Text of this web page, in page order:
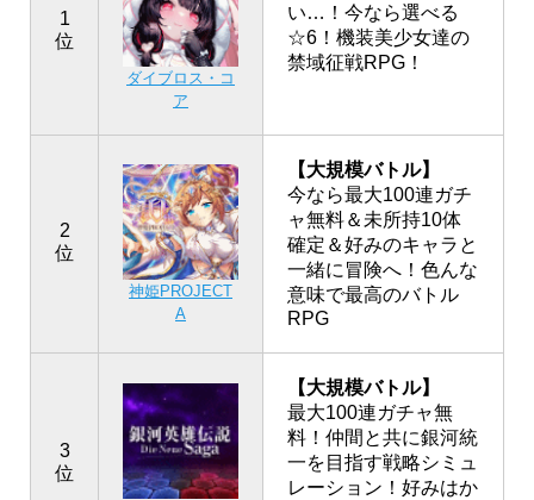
1
位
ダイブロス・コ
ア
い…！今なら選べる
☆6！機装美少女達の
禁域征戦RPG！
2
位
神姫PROJECT
A
【大規模バトル】
今なら最大100連ガチ
ャ無料＆未所持10体
確定＆好みのキャラと
一緒に冒険へ！色んな
意味で最高のバトル
RPG
3
位
【大規模バトル】
最大100連ガチャ無
料！仲間と共に銀河統
一を目指す戦略シミュ
レーション！好みはか